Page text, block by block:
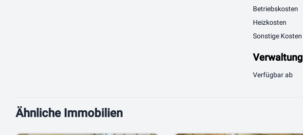
Betriebskosten
Heizkosten
Sonstige Kosten
Verwaltung
Verfügbar ab
Ähnliche Immobilien